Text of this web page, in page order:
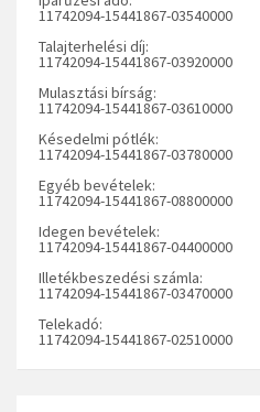
11742094-15441867-03540000
Talajterhelési díj:
11742094-15441867-03920000
Mulasztási bírság:
11742094-15441867-03610000
Késedelmi pótlék:
11742094-15441867-03780000
Egyéb bevételek:
11742094-15441867-08800000
Idegen bevételek:
11742094-15441867-04400000
Illetékbeszedési számla:
11742094-15441867-03470000
Telekadó:
11742094-15441867-02510000